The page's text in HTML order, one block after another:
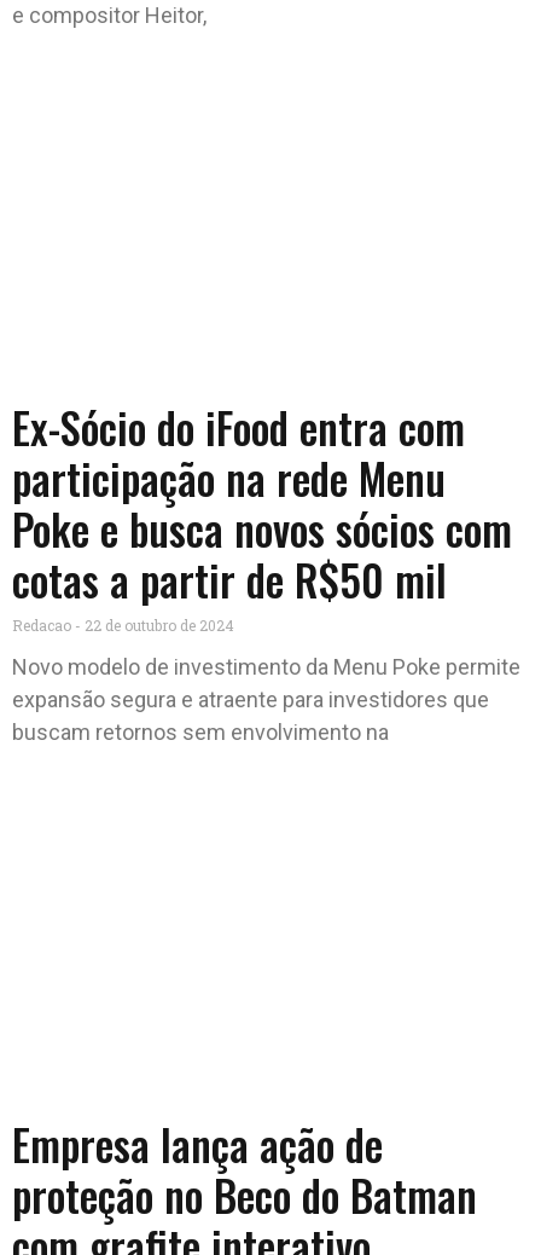
e compositor Heitor,
Ex-Sócio do iFood entra com
participação na rede Menu
Poke e busca novos sócios com
cotas a partir de R$50 mil
Redacao 22 de outubro de 2024
Novo modelo de investimento da Menu Poke permite
expansão segura e atraente para investidores que
buscam retornos sem envolvimento na
Empresa lança ação de
proteção no Beco do Batman